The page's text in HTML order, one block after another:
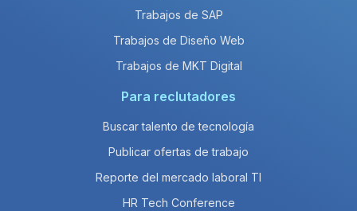
Trabajos de SAP
Trabajos de Diseño Web
Trabajos de MKT Digital
Para reclutadores
Buscar talento de tecnología
Publicar ofertas de trabajo
Reporte del mercado laboral TI
HR Tech Conference